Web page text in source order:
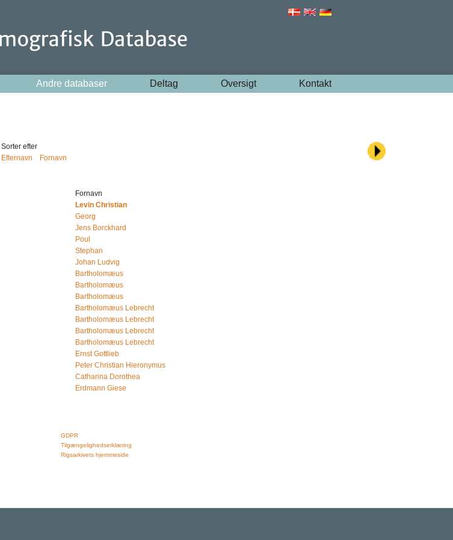
Andre databaser Deltag Oversigt Kontakt
Sorter efter
Efternavn
Fornavn
Fornavn
Levin Christian
Georg
Jens Borckhard
Poul
Stephan
Johan Ludvig
Bartholomæus
Bartholomæus
Bartholomæus
Bartholomæus Lebrecht
Bartholomæus Lebrecht
Bartholomæus Lebrecht
Bartholomæus Lebrecht
Ernst Gottlieb
Peter Christian Hieronymus
Catharina Dorothea
Erdmann Giese
GDPR
Tilgængelighedserklæring
Rigsarkivets hjemmeside